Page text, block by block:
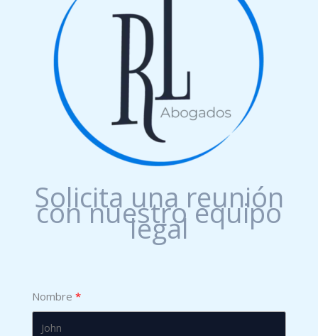
Solicita una reunión
con nuestro equipo
legal
Nombre